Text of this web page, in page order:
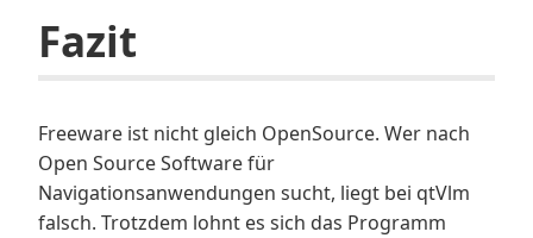
Fazit
Freeware ist nicht gleich OpenSource. Wer nach
Open Source Software für
Navigationsanwendungen sucht, liegt bei qtVlm
falsch. Trotzdem lohnt es sich das Programm